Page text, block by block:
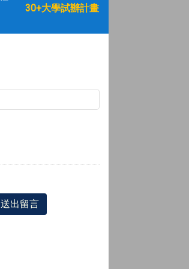
30+大學試辦計畫
送出留言